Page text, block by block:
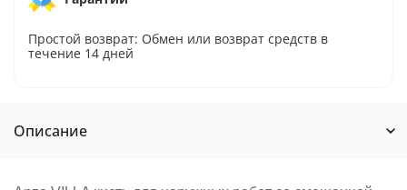
Простой возврат: Обмен или возврат средств в
течение 14 дней
Описание